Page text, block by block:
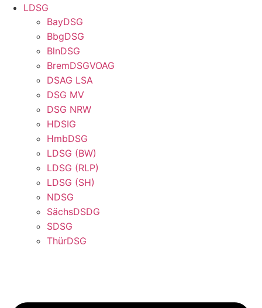
LDSG
BayDSG
BbgDSG
BlnDSG
BremDSGVOAG
DSAG LSA
DSG MV
DSG NRW
HDSIG
HmbDSG
LDSG (BW)
LDSG (RLP)
LDSG (SH)
NDSG
SächsDSDG
SDSG
ThürDSG